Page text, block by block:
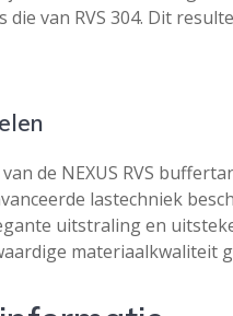
die van RVS 304. Dit
de NEXUS RVS
lastechniek
uitstraling en
materiaalkwaliteit